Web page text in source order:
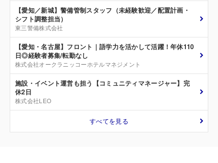
【愛知／新城】警備管制スタッフ（未経験歓迎／配置計画・
シフト調整担当）
東三警備株式会社
【愛知・名古屋】フロント｜語学力を活かして活躍！年休110
日◎経験者募集/転勤なし
株式会社オークラニッコーホテルマネジメント
施設・イベント運営も担う【コミュニティマネージャー】完
休2日
株式会社LEO
すべてを見る